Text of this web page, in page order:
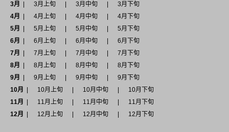
3月
3月上旬 3月中旬
3月下旬
4月
4月上旬 4月中旬
4月下旬
5月
5月上旬 5月中旬
5月下旬
6月
6月上旬 6月中旬
6月下旬
7月
7月上旬 7月中旬
7月下旬
8月
8月上旬 8月中旬
8月下旬
9月
9月上旬 9月中旬
9月下旬
10月
10月上旬 10月中旬
10月下旬
11月
11月上旬 11月中旬
11月下旬
12月
12月上旬 12月中旬 12月下旬